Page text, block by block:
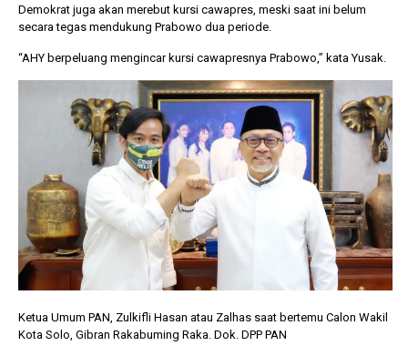
Demokrat juga akan merebut kursi cawapres, meski saat ini belum
secara tegas mendukung Prabowo dua periode.
“AHY berpeluang mengincar kursi cawapresnya Prabowo,” kata Yusak.
Ketua Umum PAN, Zulkifli Hasan atau Zalhas saat bertemu Calon Wakil
Kota Solo, Gibran Rakabuming Raka. Dok. DPP PAN